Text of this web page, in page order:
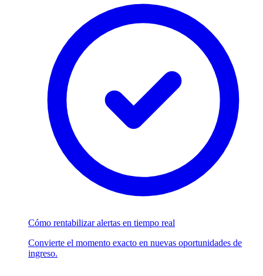
Cómo rentabilizar alertas en tiempo real
Convierte el momento exacto en nuevas oportunidades de
ingreso.